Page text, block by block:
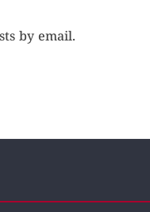
by email.